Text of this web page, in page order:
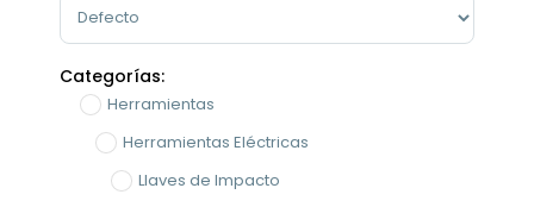
Categorías:
Herramientas
Herramientas Eléctricas
Llaves de Impacto